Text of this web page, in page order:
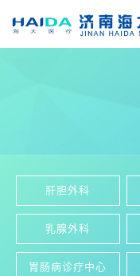
肝胆外科
乳腺外科
胃肠病诊疗中心